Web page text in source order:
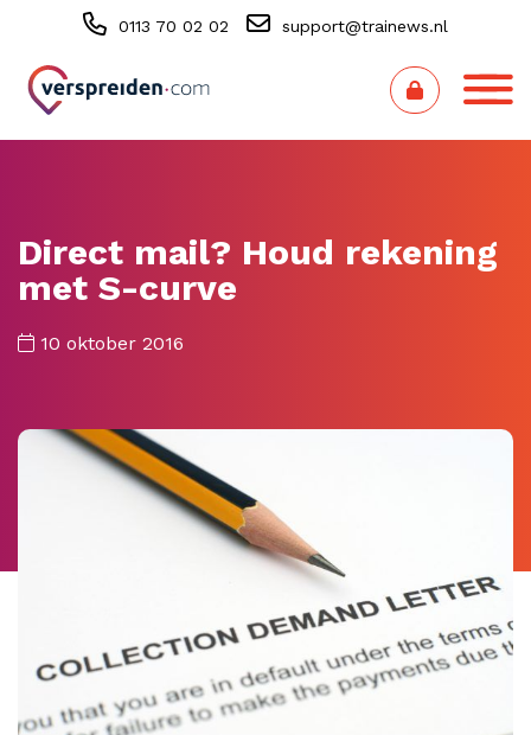
0113 70 02 02 support@trainews.nl
Direct mail? Houd rekening
met S-curve
10 oktober 2016